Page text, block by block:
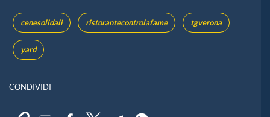
cenesolidali ristorantecontrolafame tgverona
yard
CONDIVIDI